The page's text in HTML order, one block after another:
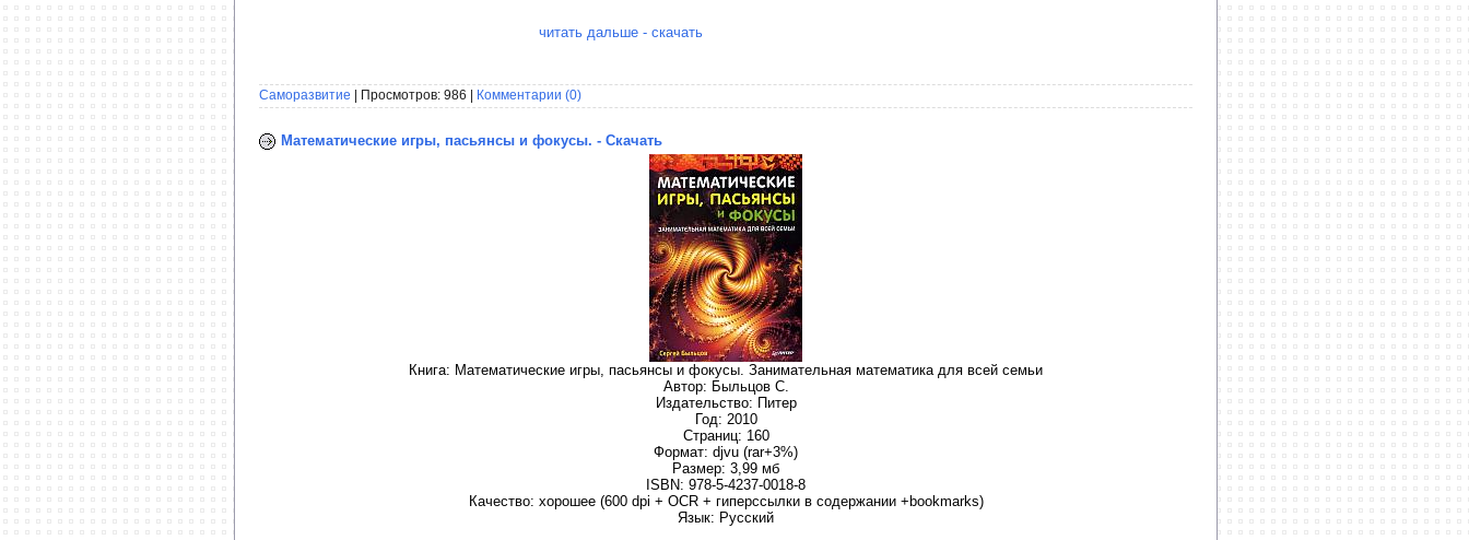
читать дальше - скачать
Саморазвитие | Просмотров: 986 | Комментарии (0)
Математические игры, пасьянсы и фокусы. - Скачать
Книга: Математические игры, пасьянсы и фокусы. Занимательная математика для всей семьи
Автор: Быльцов С.
Издательство: Питер
Год: 2010
Страниц: 160
Формат: djvu (rar+3%)
Размер: 3,99 мб
ISBN: 978-5-4237-0018-8
Качество: хорошее (600 dpi + OCR + гиперссылки в содержании +bookmarks)
Язык: Русский